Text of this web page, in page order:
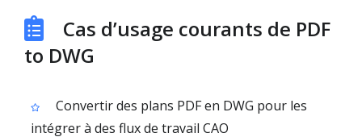
Cas d’usage courants de PDF
to DWG
Convertir des plans PDF en DWG pour les
intégrer à des flux de travail CAO